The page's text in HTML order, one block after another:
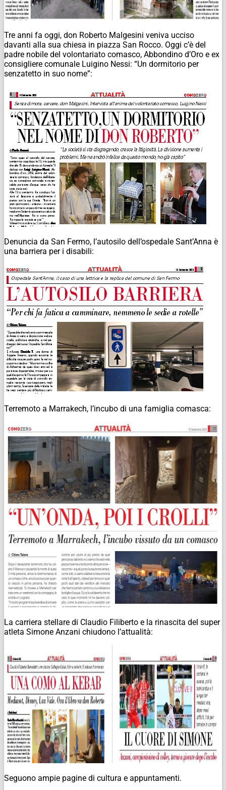
Tre anni fa oggi, don Roberto Malgesini veniva ucciso
davanti alla sua chiesa in piazza San Rocco. Oggi c’è del
padre nobile del volontariato comasco, Abbondino d’Oro e ex
consigliere comunale Luigino Nessi: “Un dormitorio per
senzatetto in suo nome”:
Denuncia da San Fermo, l’autosilo dell’ospedale Sant’Anna è
una barriera per i disabili:
Terremoto a Marrakech, l’incubo di una famiglia comasca:
La carriera stellare di Claudio Filiberto e la rinascita del super
atleta Simone Anzani chiudono l’attualità:
Seguono ampie pagine di cultura e appuntamenti.